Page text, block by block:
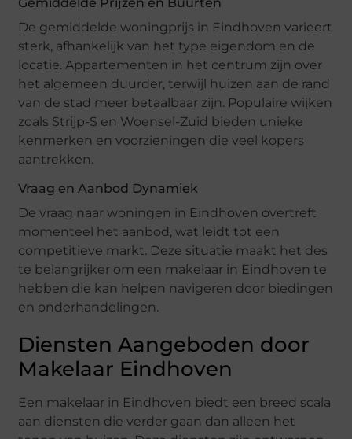
De gemiddelde woningprijs in Eindhoven varieert
sterk, afhankelijk van het type eigendom en de
locatie. Appartementen in het centrum zijn over
het algemeen duurder, terwijl huizen aan de rand
van de stad meer betaalbaar zijn. Populaire wijken
zoals Strijp-S en Woensel-Zuid bieden unieke
kenmerken en voorzieningen die veel kopers
aantrekken.
Vraag en Aanbod Dynamiek
De vraag naar woningen in Eindhoven overtreft
momenteel het aanbod, wat leidt tot een
competitieve markt. Deze situatie maakt het des
te belangrijker om een makelaar in Eindhoven te
hebben die kan helpen navigeren door biedingen
en onderhandelingen.
Diensten Aangeboden door
Makelaar Eindhoven
Een makelaar in Eindhoven biedt een breed scala
aan diensten die verder gaan dan alleen het